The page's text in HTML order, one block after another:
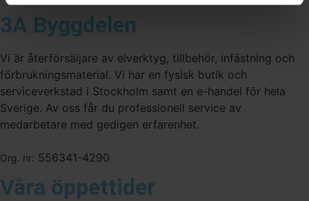
3A Byggdelen
Vi är återförsäljare av elverktyg, tillbehör, infästning och
förbrukningsmaterial. Vi har en fysisk butik och
serviceverkstad i Stockholm samt en e-handel för hela
Sverige. Av oss får du professionell service av
medarbetare med gedigen erfarenhet.
Org. nr: 556341-4290
Våra öppettider